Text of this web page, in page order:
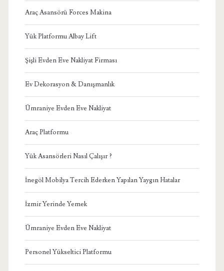
Araç Asansörü Forces Makina
Yük Platformu Albay Lift
Şişli Evden Eve Nakliyat Firması
Ev Dekorasyon & Danışmanlık
Ümraniye Evden Eve Nakliyat
Araç Platformu
Yük Asansörleri Nasıl Çalışır ?
İnegöl Mobilya Tercih Ederken Yapılan Yaygın Hatalar
İzmir Yerinde Yemek
Ümraniye Evden Eve Nakliyat
Personel Yükseltici Platformu